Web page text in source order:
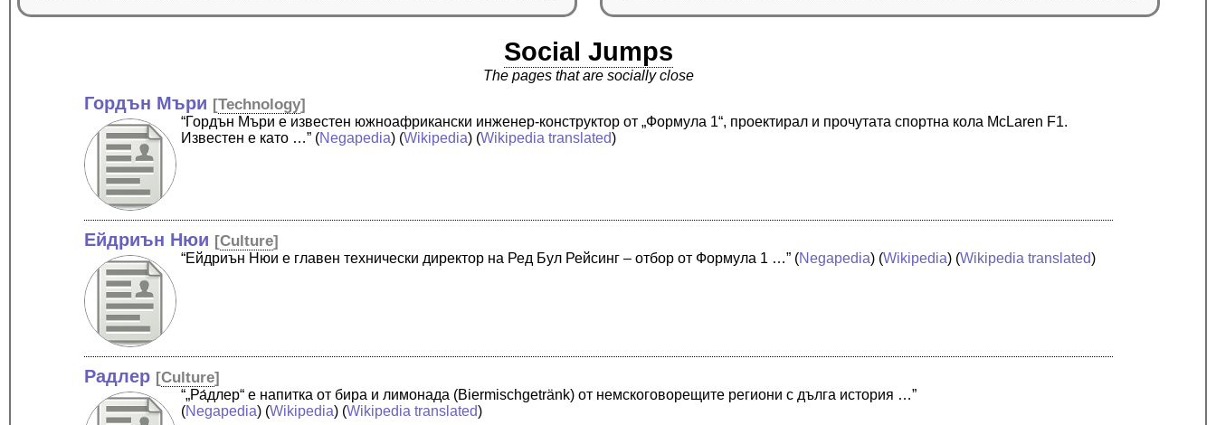
Social Jumps
The pages that are socially close
Гордън Мъри [Technology]
“Гордън Мъри е известен южноафрикански инженер-конструктор от „Формула 1“, проектирал и прочутата спортна кола McLaren F1.
Известен е като …” (Negapedia) (Wikipedia) (Wikipedia translated)
Ейдриън Нюи [Culture]
“Ейдриън Нюи е главен технически директор на Ред Бул Рейсинг – отбор от Формула 1 …” (Negapedia) (Wikipedia) (Wikipedia translated)
Радлер [Culture]
“„Ра́длер“ е напитка от бира и лимонада (Biermischgetränk) от немскоговорещите региони с дълга история …”
(Negapedia) (Wikipedia) (Wikipedia translated)